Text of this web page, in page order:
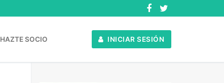
HAZTE SOCIO INICIAR SESIÓN